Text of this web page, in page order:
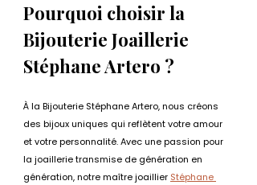
Pourquoi choisir la
Bijouterie Joaillerie
Stéphane Artero ?
À la Bijouterie Stéphane Artero, nous créons
des bijoux uniques qui reflètent votre amour
et votre personnalité. Avec une passion pour
la joaillerie transmise de génération en
génération, notre maître joaillier Stéphane